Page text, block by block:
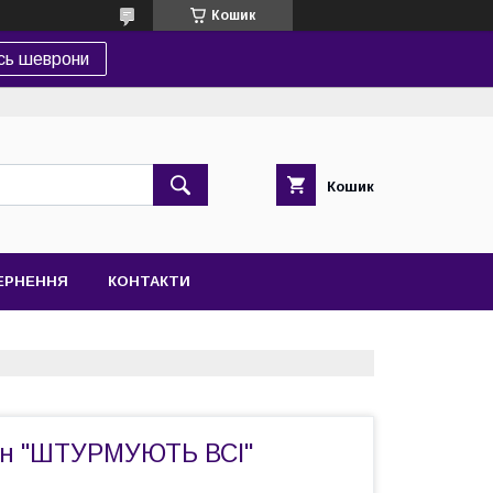
Кошик
шеврони
Кошик
КОНТАКТИ
"ШТУРМУЮТЬ ВСІ"